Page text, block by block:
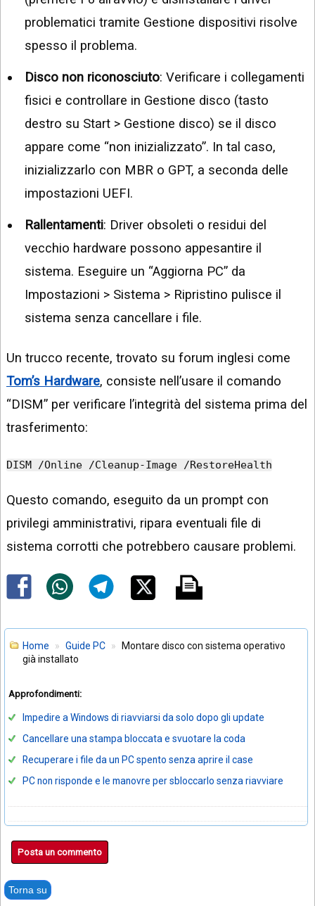
problematici tramite Gestione dispositivi risolve
spesso il problema.
Disco non riconosciuto: Verificare i collegamenti
fisici e controllare in Gestione disco (tasto
destro su Start > Gestione disco) se il disco
appare come “non inizializzato”. In tal caso,
inizializzarlo con MBR o GPT, a seconda delle
impostazioni UEFI.
Rallentamenti: Driver obsoleti o residui del
vecchio hardware possono appesantire il
sistema. Eseguire un “Aggiorna PC” da
Impostazioni > Sistema > Ripristino pulisce il
sistema senza cancellare i file.
Un trucco recente, trovato su forum inglesi come
Tom’s Hardware, consiste nell’usare il comando
“DISM” per verificare l’integrità del sistema prima del
trasferimento:
DISM /Online /Cleanup-Image /RestoreHealth
Questo comando, eseguito da un prompt con
privilegi amministrativi, ripara eventuali file di
sistema corrotti che potrebbero causare problemi.
Home Guide PC
Montare disco con sistema operativo
già installato
Approfondimenti:
Impedire a Windows di riavviarsi da solo dopo gli update
Cancellare una stampa bloccata e svuotare la coda
Recuperare i file da un PC spento senza aprire il case
PC non risponde e le manovre per sbloccarlo senza riavviare
Posta un commento
Torna su